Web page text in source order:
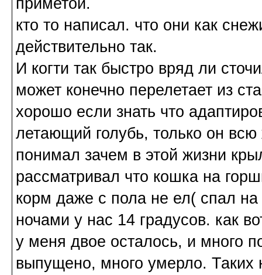
кто то написал. что они как
действительно так.
И когти так быстро вряд ли
может конечно перелетает из
хорошо если знать что
летающий голубь, только он
понимал зачем в этой жизни
рассматривал что кошка на
корм даже с пола не ел( спал
ночами у нас 14 градусов. как
у меня двое осталось, и много
выпущено, много умерло. Таких